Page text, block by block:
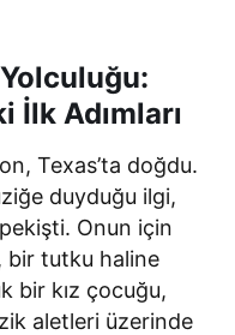
İlk Adımları
Texas’ta doğdu.
duyduğu ilgi,
Onun için
bir tutku haline
bir kız çocuğu,
aletleri üzerinde